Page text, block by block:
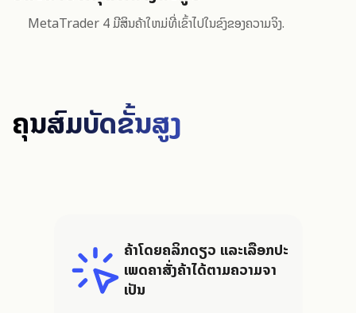
MetaTrader 4 ມີສິນຄ້າໃຫມ່ທີ່ເຂົ້າໄປໃນຂົງຂອງຄວາມຈິງ.
ຄຸນສົມບັດຂັ້ນສູງ
ຄ້າໂດຍຄລິກດຽວ ແລະເລືອກປະ
ເພດຄໍາສັ່ງຄ້າໄດ້ຕາມຄວາມຈໍາ
ເປັນ